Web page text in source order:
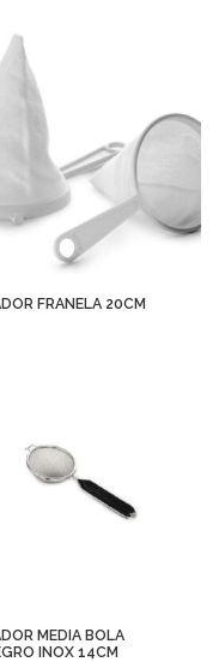
FRANELA 20CM
MEDIA BOLA
INOX 14CM